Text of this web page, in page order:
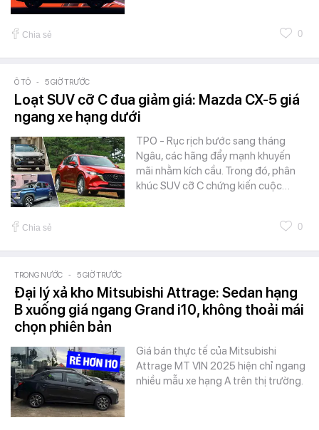
Chia sẻ 0
Ô TÔ - 5 GIỜ TRƯỚC
Loạt SUV cỡ C đua giảm giá: Mazda CX-5 giá
ngang xe hạng dưới
TPO - Rục rịch bước sang tháng
Ngâu, các hãng đẩy mạnh khuyến
mãi nhằm kích cầu. Trong đó, phân
khúc SUV cỡ C chứng kiến cuộc…
Chia sẻ 0
TRONG NƯỚC - 5 GIỜ TRƯỚC
Đại lý xả kho Mitsubishi Attrage: Sedan hạng
B xuống giá ngang Grand i10, không thoải mái
chọn phiên bản
Giá bán thực tế của Mitsubishi
Attrage MT VIN 2025 hiện chỉ ngang
nhiều mẫu xe hạng A trên thị trường.